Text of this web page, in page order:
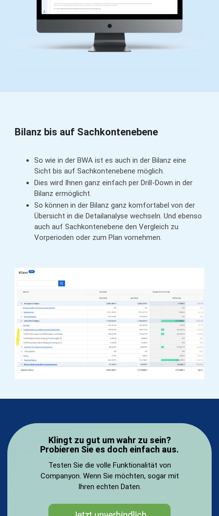
Bilanz bis auf Sachkontenebene
So wie in der BWA ist es auch in der Bilanz eine
Sicht bis auf Sachkontenebene möglich.
Dies wird Ihnen ganz einfach per Drill-Down in der
Bilanz ermöglicht.
So können in der Bilanz ganz komfortabel von der
Übersicht in die Detailanalyse wechseln. Und ebenso
auch auf Sachkontenebene den Vergleich zu
Vorperioden oder zum Plan vornehmen.
Klingt zu gut um wahr zu sein?
Probieren Sie es doch einfach aus.
Testen Sie die volle Funktionalität von
Companyon. Wenn Sie möchten, sogar mit
Ihren echten Daten.